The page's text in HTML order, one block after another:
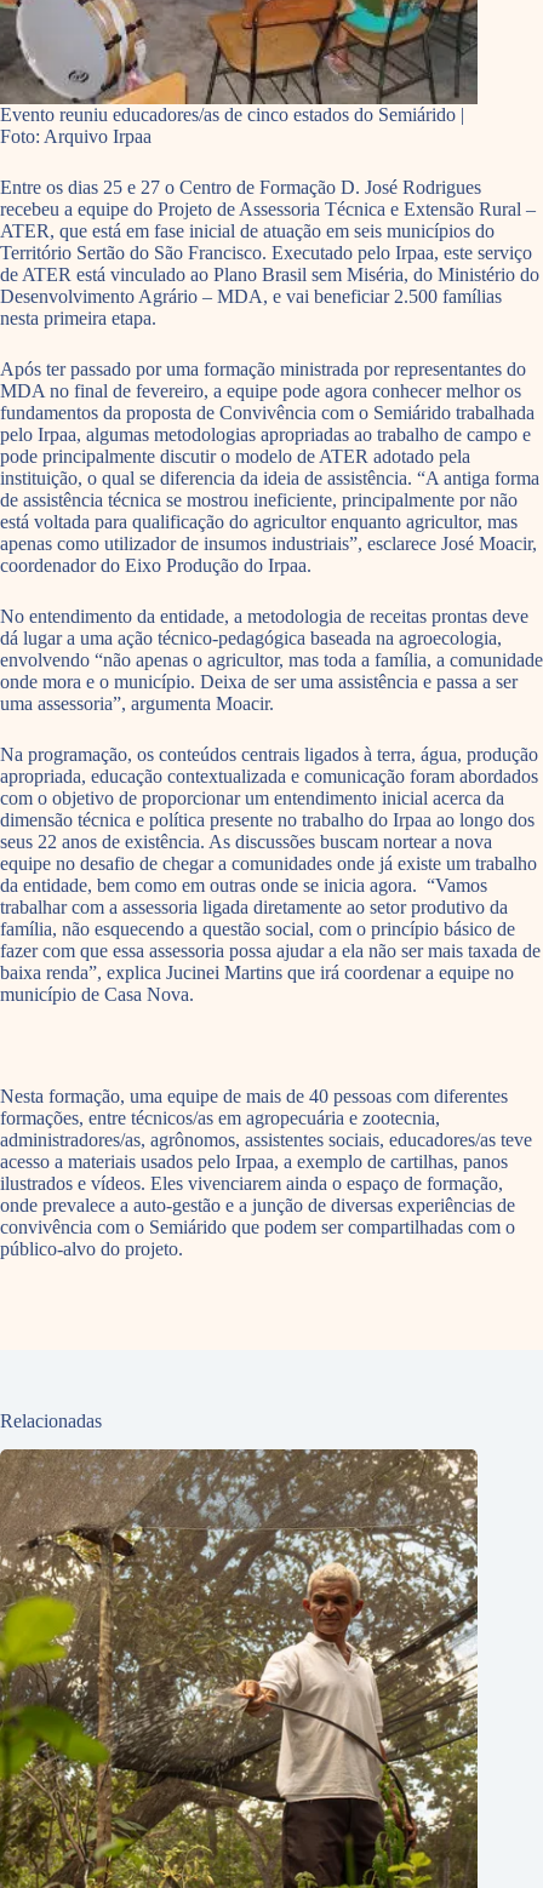
Evento reuniu educadores/as de cinco estados do Semiárido |
Foto: Arquivo Irpaa
Entre os dias 25 e 27 o Centro de Formação D. José Rodrigues
recebeu a equipe do Projeto de Assessoria Técnica e Extensão Rural –
ATER, que está em fase inicial de atuação em seis municípios do
Território Sertão do São Francisco. Executado pelo Irpaa, este serviço
de ATER está vinculado ao Plano Brasil sem Miséria, do Ministério do
Desenvolvimento Agrário – MDA, e vai beneficiar 2.500 famílias
nesta primeira etapa.
Após ter passado por uma formação ministrada por representantes do
MDA no final de fevereiro, a equipe pode agora conhecer melhor os
fundamentos da proposta de Convivência com o Semiárido trabalhada
pelo Irpaa, algumas metodologias apropriadas ao trabalho de campo e
pode principalmente discutir o modelo de ATER adotado pela
instituição, o qual se diferencia da ideia de assistência. “A antiga forma
de assistência técnica se mostrou ineficiente, principalmente por não
está voltada para qualificação do agricultor enquanto agricultor, mas
apenas como utilizador de insumos industriais”, esclarece José Moacir,
coordenador do Eixo Produção do Irpaa.
No entendimento da entidade, a metodologia de receitas prontas deve
dá lugar a uma ação técnico-pedagógica baseada na agroecologia,
envolvendo “não apenas o agricultor, mas toda a família, a comunidade
onde mora e o município. Deixa de ser uma assistência e passa a ser
uma assessoria”, argumenta Moacir.
Na programação, os conteúdos centrais ligados à terra, água, produção
apropriada, educação contextualizada e comunicação foram abordados
com o objetivo de proporcionar um entendimento inicial acerca da
dimensão técnica e política presente no trabalho do Irpaa ao longo dos
seus 22 anos de existência. As discussões buscam nortear a nova
equipe no desafio de chegar a comunidades onde já existe um trabalho
da entidade, bem como em outras onde se inicia agora. “Vamos
trabalhar com a assessoria ligada diretamente ao setor produtivo da
família, não esquecendo a questão social, com o princípio básico de
fazer com que essa assessoria possa ajudar a ela não ser mais taxada de
baixa renda”, explica Jucinei Martins que irá coordenar a equipe no
município de Casa Nova.
Nesta formação, uma equipe de mais de 40 pessoas com diferentes
formações, entre técnicos/as em agropecuária e zootecnia,
administradores/as, agrônomos, assistentes sociais, educadores/as teve
acesso a materiais usados pelo Irpaa, a exemplo de cartilhas, panos
ilustrados e vídeos. Eles vivenciarem ainda o espaço de formação,
onde prevalece a auto-gestão e a junção de diversas experiências de
convivência com o Semiárido que podem ser compartilhadas com o
público-alvo do projeto.
Relacionadas